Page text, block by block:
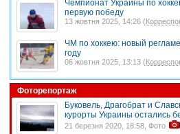
Чемпионат Украины по
первую победу
13 жовтня 2025, 14:26 (
ЧМ по хоккею: новый
году
06 жовтня 2025, 13:13 (
Фоторепортаж
Буковель, Драгобрат и
курорты Украины остались
21 березня 2020, 18:58, Фото